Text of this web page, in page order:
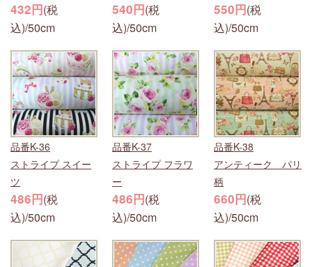
432円(税
込)/50cm
540円(税
込)/50cm
550円(税
込)/50cm
品番K-36
ストライプ スイー
ツ
486円(税
込)/50cm
品番K-37
ストライプ フラワ
ー
486円(税
込)/50cm
品番K-38
アンティーク パリ
柄
660円(税
込)/50cm